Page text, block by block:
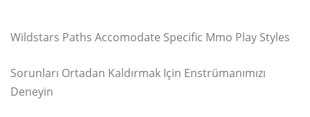
Wildstars Paths Accomodate Specific Mmo Play Styles
Sorunları Ortadan Kaldırmak Için Enstrümanımızı
Deneyin